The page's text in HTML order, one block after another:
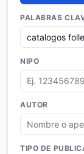
PALABRAS
NIPO
AUTOR
TIPO DE